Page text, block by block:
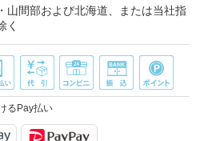
山間部および北海道、または当社指
く
るPay払い